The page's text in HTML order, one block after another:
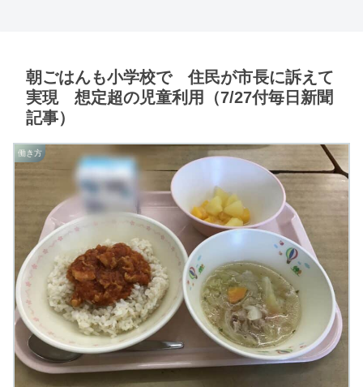
朝ごはんも小学校で 住民が市長に訴えて
実現 想定超の児童利用（7/27付毎日新聞
記事）
働き方